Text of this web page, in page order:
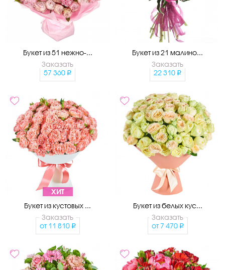
Букет из 51 нежно-...
Заказать
57 360
Букет из 21 малино...
Заказать
22 310
ХИТ
Букет из кустовых ...
Заказать
от 11 810
Букет из белых кус...
Заказать
от 7 470